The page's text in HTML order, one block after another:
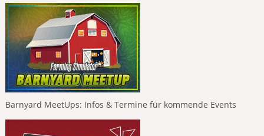
Barnyard MeetUps: Infos & Termine für kommende Events